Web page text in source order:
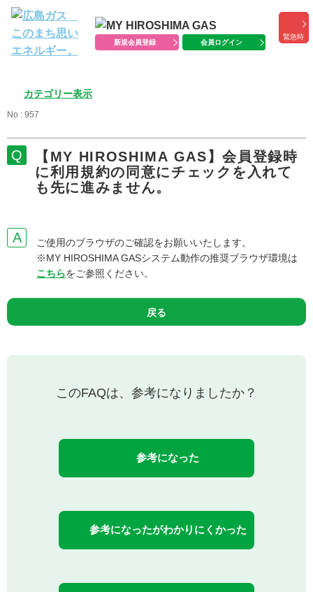
新規会員登録 会員ログイン
緊急時
カテゴリー表示
No : 957
【MY HIROSHIMA GAS】会員登録時
に利用規約の同意にチェックを入れて
も先に進みません。
ご使用のブラウザのご確認をお願いいたします。
※MY HIROSHIMA GASシステム動作の推奨ブラウザ環境は
こちらをご参照ください。
戻る
このFAQは、参考になりましたか？
参考になった
参考になったがわかりにくかった